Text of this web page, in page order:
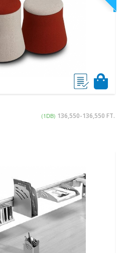
(1DB) 136,550-136,550 FT.